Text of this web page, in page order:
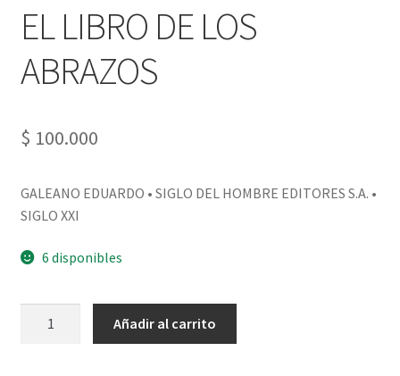
Resumen de compra
Mi cuenta
PERSONALES DE CORPORACIÓN INTERUNIVERSITARIA DE
QUIÉNES SOMOS
SHOP
EL LIBRO DE LOS
ABRAZOS
$ 100.000
GALEANO EDUARDO • SIGLO DEL HOMBRE EDITORES S.A. •
SIGLO XXI
6 disponibles
Añadir al carrito